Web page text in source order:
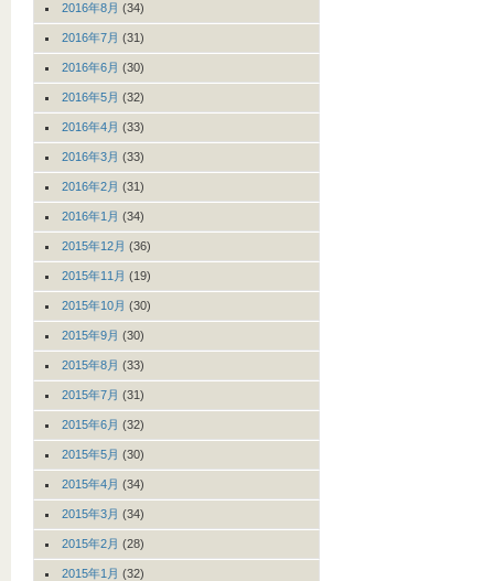
2016年8月 (34)
2016年7月 (31)
2016年6月 (30)
2016年5月 (32)
2016年4月 (33)
2016年3月 (33)
2016年2月 (31)
2016年1月 (34)
2015年12月 (36)
2015年11月 (19)
2015年10月 (30)
2015年9月 (30)
2015年8月 (33)
2015年7月 (31)
2015年6月 (32)
2015年5月 (30)
2015年4月 (34)
2015年3月 (34)
2015年2月 (28)
2015年1月 (32)